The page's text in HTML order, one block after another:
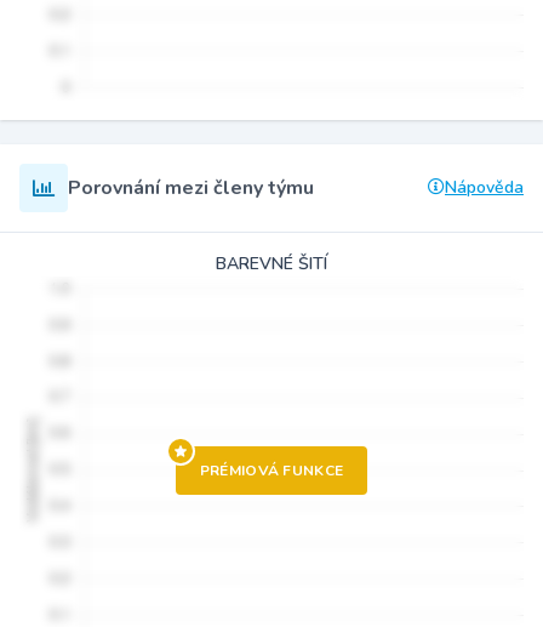
Porovnání mezi členy týmu Nápověda
BAREVNÉ ŠITÍ
PRÉMIOVÁ FUNKCE